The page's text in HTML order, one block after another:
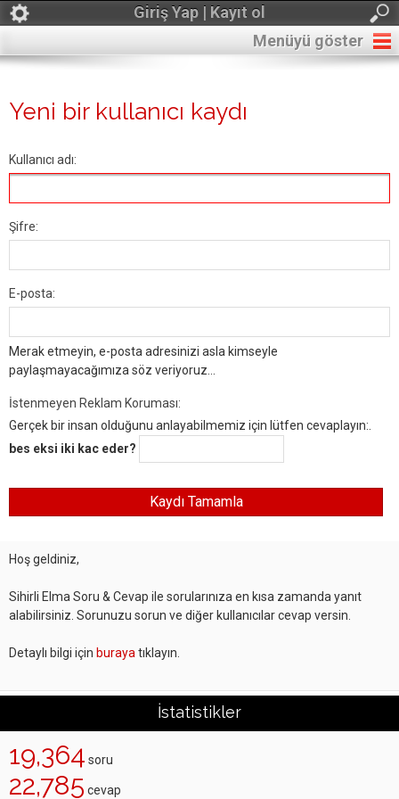
Giriş Yap | Kayıt ol
Menüyü göster
Yeni bir kullanıcı kaydı
Kullanıcı adı:
Şifre:
E-posta:
Merak etmeyin, e-posta adresinizi asla kimseyle
paylaşmayacağımıza söz veriyoruz...
İstenmeyen Reklam Koruması:
Gerçek bir insan olduğunu anlayabilmemiz için lütfen cevaplayın:.
bes eksi iki kac eder?
Hoş geldiniz,
Sihirli Elma Soru & Cevap ile sorularınıza en kısa zamanda yanıt
alabilirsiniz. Sorunuzu sorun ve diğer kullanıcılar cevap versin.
Detaylı bilgi için buraya tıklayın.
İstatistikler
19,364 soru
22,785 cevap